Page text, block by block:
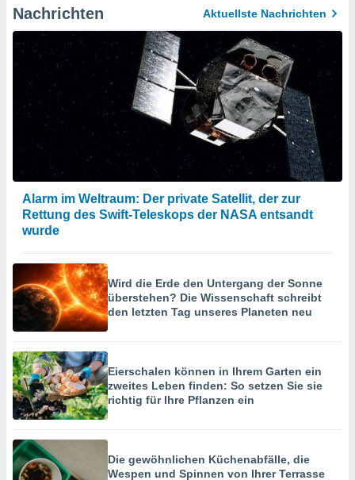
Nachrichten Aktuellste Nachrichten
Alarm im Weltraum: Der private Satellit, der zur
Rettung des Swift-Teleskops der NASA entsandt
wurde
Wird die Erde den Untergang der Sonne
überstehen? Die Wissenschaft schreibt
den letzten Tag unseres Planeten neu
Eierschalen können in Ihrem Garten ein
zweites Leben finden: So setzen Sie sie
richtig für Ihre Pflanzen ein
Die gewöhnlichen Küchenabfälle, die
Wespen und Spinnen von Ihrer Terrasse